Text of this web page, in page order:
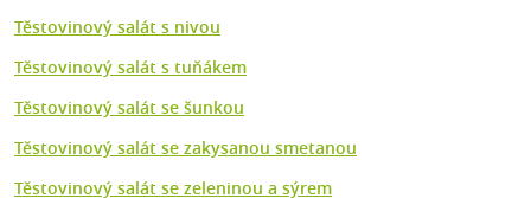
Těstovinový salát s nivou
Těstovinový salát s tuňákem
Těstovinový salát se šunkou
Těstovinový salát se zakysanou smetanou
Těstovinový salát se zeleninou a sýrem